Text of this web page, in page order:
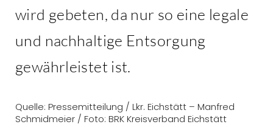
wird gebeten, da nur so eine legale
und nachhaltige Entsorgung
gewährleistet ist.
Quelle: Pressemitteilung / Lkr. Eichstätt – Manfred
Schmidmeier / Foto: BRK Kreisverband Eichstätt